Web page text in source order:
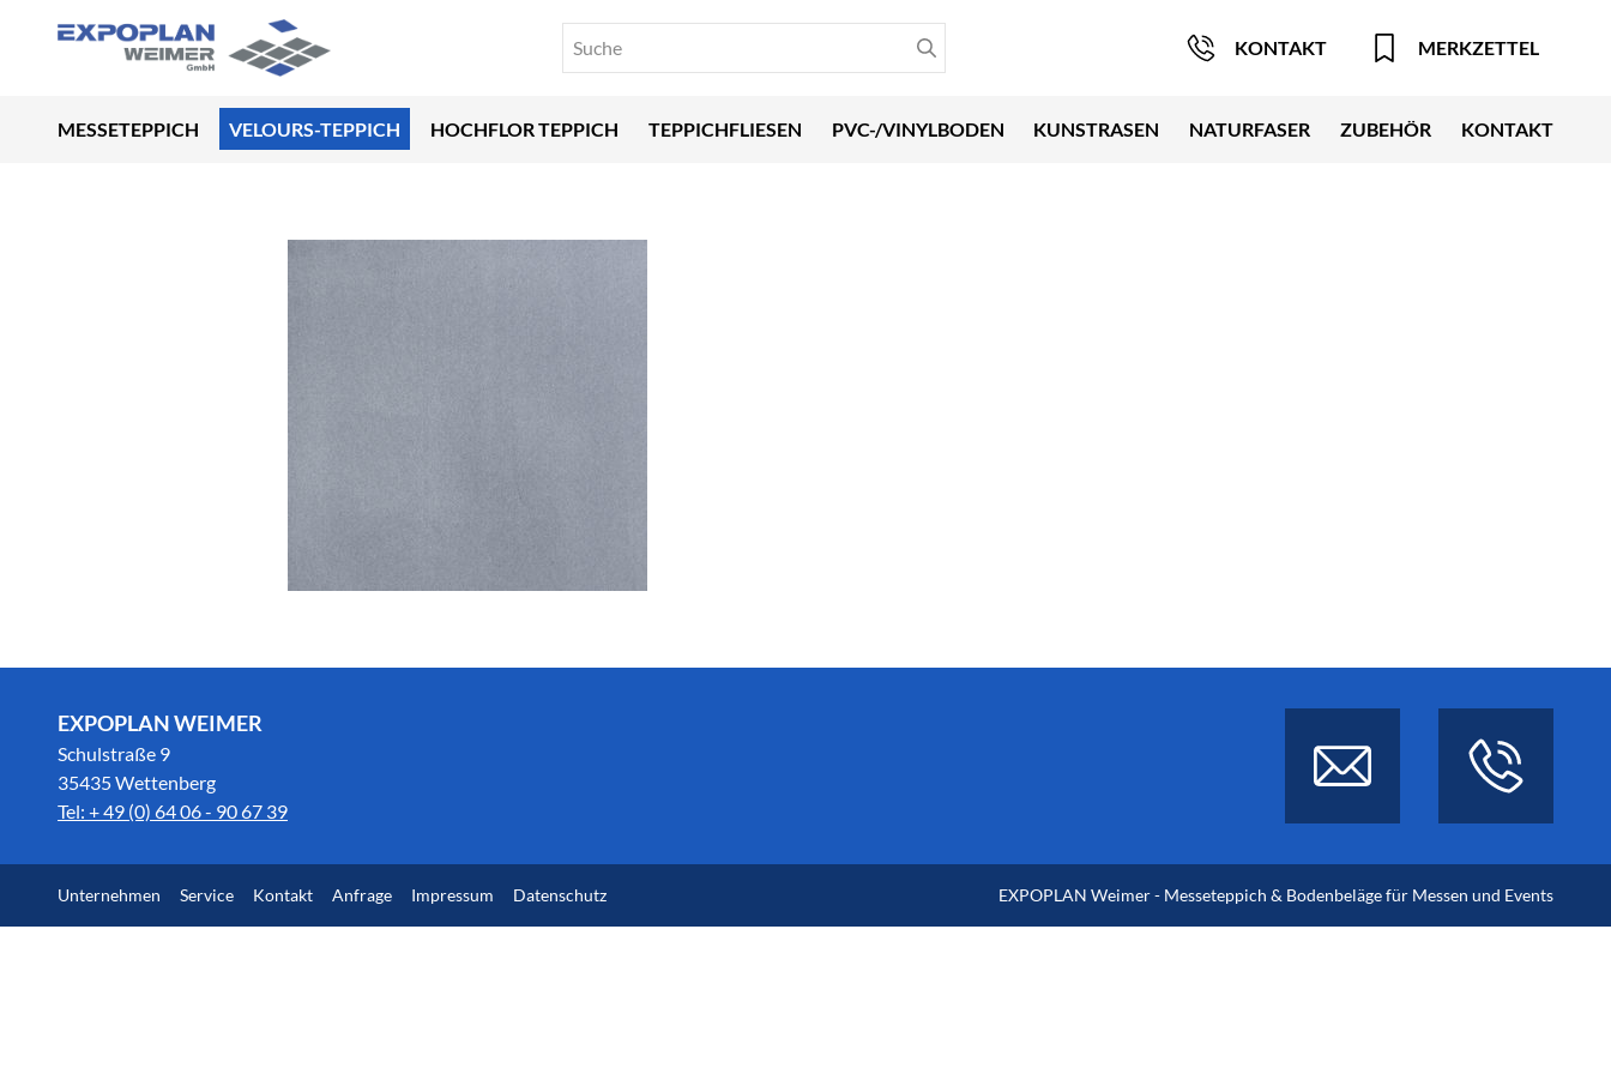
KONTAKT MERKZETTEL
MESSETEPPICH VELOURS-TEPPICH HOCHFLOR TEPPICH TEPPICHFLIESEN PVC-/VINYLBODEN KUNSTRASEN NATURFASER ZUBEHÖR KONTAKT
EXPOPLAN WEIMER
Schulstraße 9
35435 Wettenberg
Tel: + 49 (0) 64 06 - 90 67 39
Unternehmen Service Kontakt Anfrage Impressum Datenschutz EXPOPLAN Weimer - Messeteppich & Bodenbeläge für Messen und Events